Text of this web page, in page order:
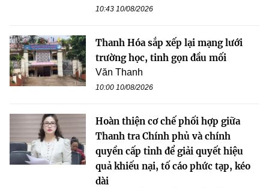
10:43 10/08/2026
Thanh Hóa sắp xếp lại mạng lưới
trường học, tinh gọn đầu mối
Văn Thanh
10:00 10/08/2026
Hoàn thiện cơ chế phối hợp giữa
Thanh tra Chính phủ và chính
quyền cấp tỉnh để giải quyết hiệu
quả khiếu nại, tố cáo phức tạp, kéo
dài